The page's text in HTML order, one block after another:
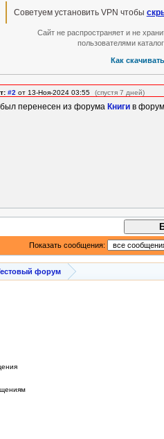
Советуем установить VPN чтобы
Сайт не распространяет и не
пользователями
Как
#2 от 13-Ноя-2024 03:55 (спустя 7 дней)
был перенесен из форума Книги в
Показать сообщения:
форум